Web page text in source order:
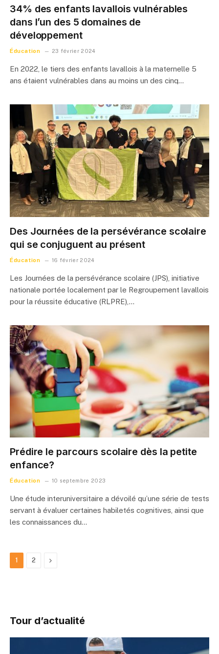
34% des enfants lavallois vulnérables
dans l’un des 5 domaines de
développement
Éducation 23 février 2024
En 2022, le tiers des enfants lavallois à la maternelle 5
ans étaient vulnérables dans au moins un des cinq…
Des Journées de la persévérance scolaire
qui se conjuguent au présent
Éducation 16 février 2024
Les Journées de la persévérance scolaire (JPS), initiative
nationale portée localement par le Regroupement lavallois
pour la réussite éducative (RLPRE),…
Prédire le parcours scolaire dès la petite
enfance?
Éducation 10 septembre 2023
Une étude interuniversitaire a dévoilé qu’une série de tests
servant à évaluer certaines habiletés cognitives, ainsi que
les connaissances du…
1 2 Next
Tour d’actualité